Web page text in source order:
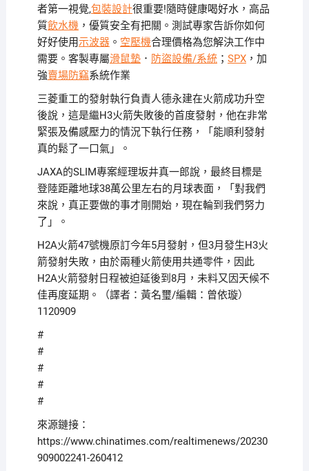
者第一視覺,包裝設計很重要!隨時健康喝好水，高品
質飲水機，優質安全有把關。測試專家告訴你如何
好好使用示波器。 空壓機合理價格為您解決工作中
需要。客製專屬滑鼠墊． 防盜設備/系統； SPX，加
強賣場防竊系統作業
三菱重工的發射執行負責人德永建在火箭成功升空
後說，這是繼H3火箭失敗後的首度發射，他在非常
緊張及備感壓力的情況下執行任務，「能順利發射
真的鬆了一口氣」。
JAXA的SLIM專案經理坂井真一郎說，最終目標是
登陸距離地球38萬公里左右的月球表面，「對我們
來說，真正要做的事才剛開始，現在輪到我們努力
了」。
H2A火箭47號機原訂今年5月發射，但3月發生H3火
箭發射失敗，由於兩種火箭使用共通零件，因此
H2A火箭發射日程被迫延後到8月，未料又因天候不
佳再度延期。（譯者：黃名璽/編輯：曾依璇）
1120909
#
#
#
#
#
來源鏈接：
https://www.chinatimes.com/realtimenews/20230
909002241-260412